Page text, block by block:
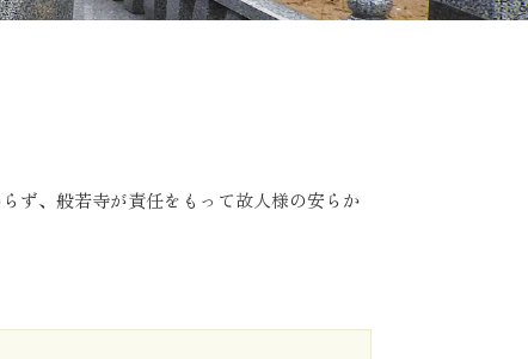
ず、般若寺が責任をもって故人様の安らか